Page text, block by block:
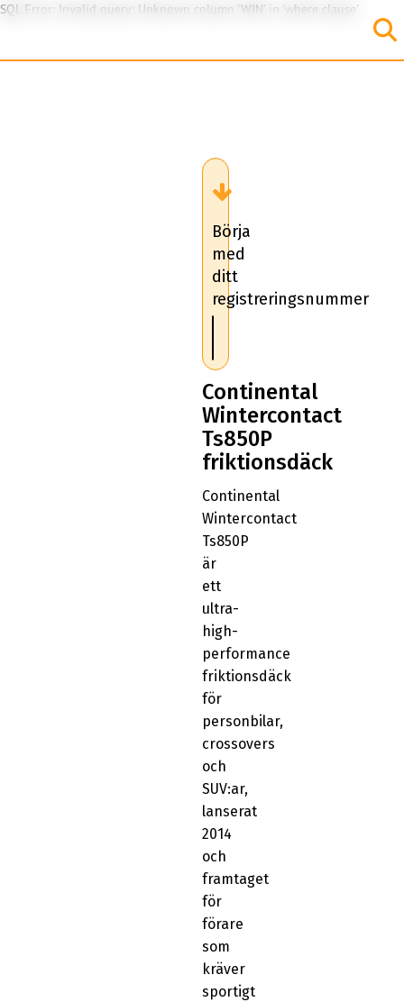
SQL Error: Invalid query: Unknown column 'WIN' in 'where clause'
Börja
med
ditt
registreringsnummer
Continental
Wintercontact
Ts850P
friktionsdäck
Continental
Wintercontact
Ts850P
är
ett
ultra-
high-
performance
friktionsdäck
för
personbilar,
crossovers
och
SUV:ar,
lanserat
2014
och
framtaget
för
förare
som
kräver
sportigt